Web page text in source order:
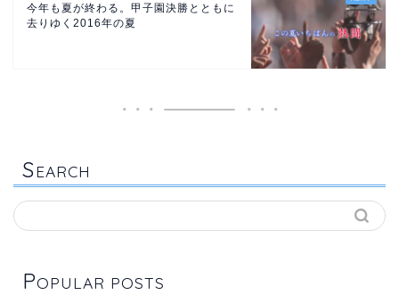
今年も夏が終わる。甲子園決勝とともに
去りゆく2016年の夏
SEARCH
POPULAR POSTS